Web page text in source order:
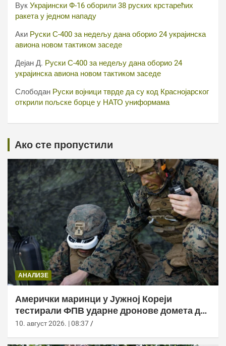
Вук Украјински Ф-16 оборили 38 руских крстарећих
ракета у једном нападу
Аки Руски С-400 за недељу дана оборио 24 украјинска
авиона новом тактиком заседе
Дејан Д. Руски С-400 за недељу дана оборио 24
украјинска авиона новом тактиком заседе
Слободан Руски војници тврде да су код Краснојарског
открили пољске борце у НАТО униформама
Ако сте пропустили
АНАЛИЗЕ
Амерички маринци у Јужној Кореји
тестирали ФПВ ударне дронове домета до
20 километара
10. август 2026. | 08:37